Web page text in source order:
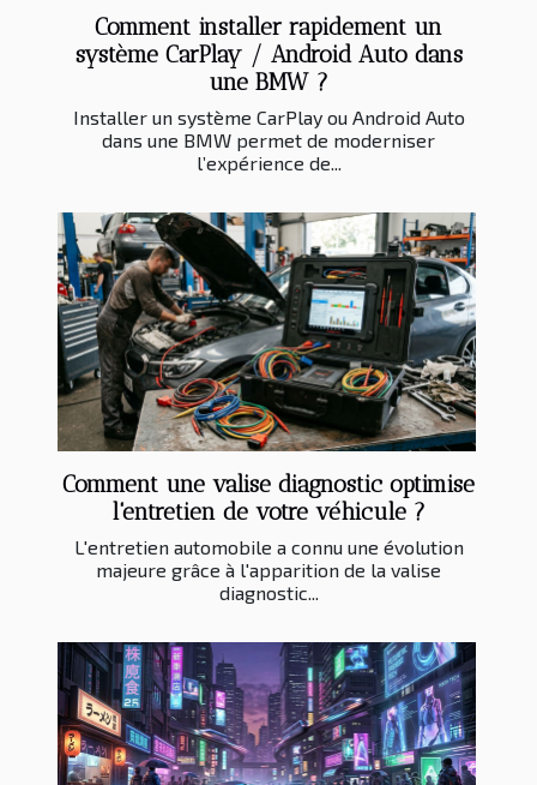
Comment installer rapidement un
système CarPlay / Android Auto dans
une BMW ?
Installer un système CarPlay ou Android Auto
dans une BMW permet de moderniser
l’expérience de...
Comment une valise diagnostic optimise
l'entretien de votre véhicule ?
L'entretien automobile a connu une évolution
majeure grâce à l'apparition de la valise
diagnostic...